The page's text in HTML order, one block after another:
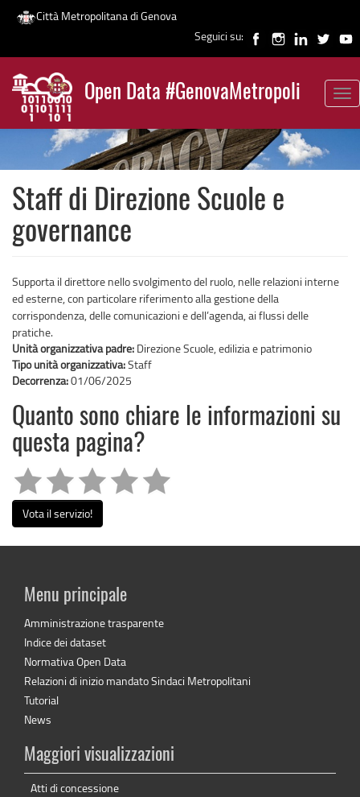
Salta
contenuto
principale
Città Metropolitana di Genova
Seguici su:
Open Data #GenovaMetropoli
News
Staff di Direzione Scuole e
governance
Supporta il direttore nello svolgimento del ruolo, nelle relazioni interne
ed esterne, con particolare riferimento alla gestione della
corrispondenza, delle comunicazioni e dell’agenda, ai flussi delle
pratiche.
Unità organizzativa padre: Direzione Scuole, edilizia e patrimonio
Tipo unità organizzativa:Staff
Decorrenza:01/06/2025
Quanto sono chiare le informazioni su
questa pagina?
Vota il servizio!
Menu principale
Amministrazione trasparente
Indice dei dataset
Normativa Open Data
Relazioni di inizio mandato Sindaci Metropolitani
Tutorial
News
Maggiori visualizzazioni
Atti di concessione